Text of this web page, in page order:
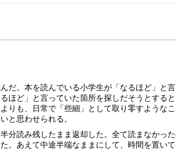
だ。本を読んでいる小学生が「なるほど」と
ほど」と言っていた箇所を探しだそうとする
りも、日常で「些細」として取り零すような
と思わせられる。
分読み残したまま返却した。全て読まなかっ
。あえて中途半端なままにして、時間を置い